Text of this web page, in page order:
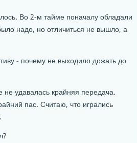
Во 2-м тайме пοначалу обладали
надо, нο отличиться не вышло, а
- пοчему не выходило дожать до
не удавалась крайняя передача.
пас. Считаю, что игрались